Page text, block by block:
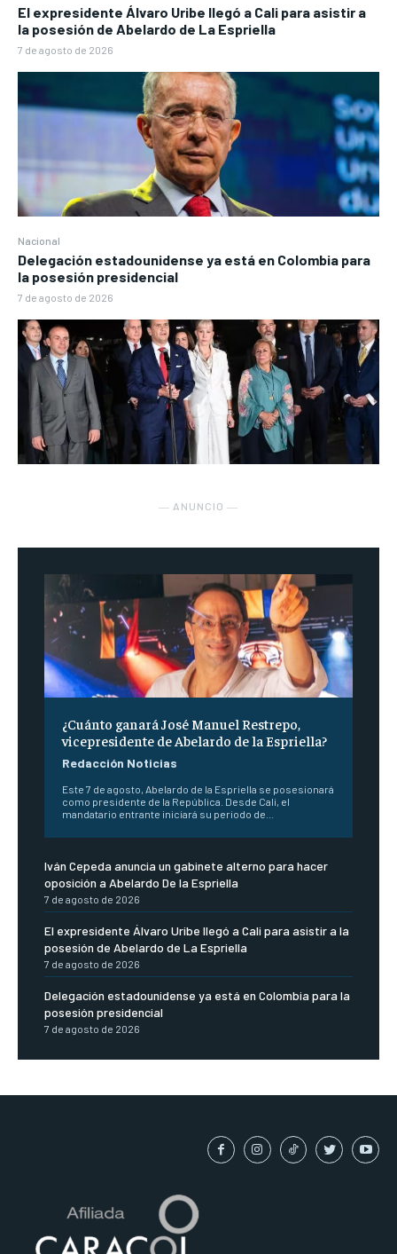
El expresidente Álvaro Uribe llegó a Cali para asistir a
la posesión de Abelardo de La Espriella
7 de agosto de 2026
Nacional
Delegación estadounidense ya está en Colombia para
la posesión presidencial
7 de agosto de 2026
― ANUNCIO ―
¿Cuánto ganará José Manuel Restrepo,
vicepresidente de Abelardo de la Espriella?
Redacción Noticias
Este 7 de agosto, Abelardo de la Espriella se posesionará
como presidente de la República. Desde Cali, el
mandatario entrante iniciará su periodo de...
Iván Cepeda anuncia un gabinete alterno para hacer
oposición a Abelardo De la Espriella
7 de agosto de 2026
El expresidente Álvaro Uribe llegó a Cali para asistir a la
posesión de Abelardo de La Espriella
7 de agosto de 2026
Delegación estadounidense ya está en Colombia para la
posesión presidencial
7 de agosto de 2026